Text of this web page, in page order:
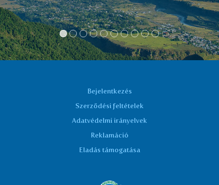
Dusan
Bejelentkezés
Szerződési feltételek
Adatvédelmi irányelvek
Reklamáció
Eladás támogatása